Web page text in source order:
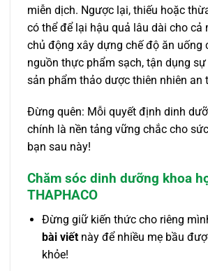
miễn dịch. Ngược lại, thiếu hoặc
có thể để lại hậu quả lâu dài cho cả
chủ động xây dựng chế độ ăn uống
nguồn thực phẩm sạch, tận dụng
sản phẩm thảo dược thiên nhiên an
Đừng quên: Mỗi quyết định dinh
chính là nền tảng vững chắc cho
bạn sau này!
Chăm sóc dinh dưỡng khoa
THAPHACO
Đừng giữ kiến thức cho riêng
bài viếtnày để nhiều mẹ bầu
khỏe!